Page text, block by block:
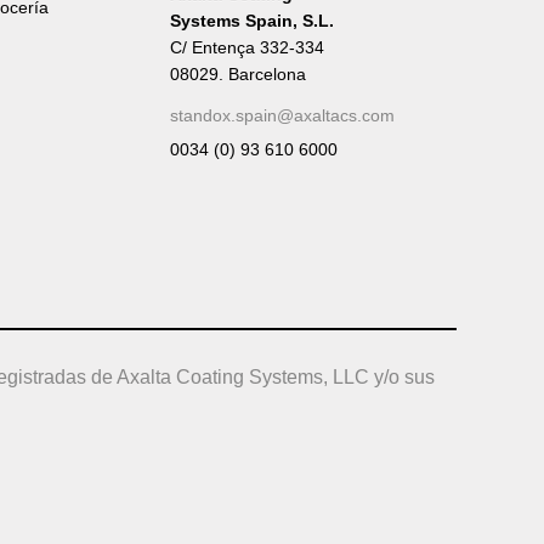
Systems Spain, S.L.
C/ Entença 332-334
08029. Barcelona
standox.spain@axaltacs.com
0034 (0) 93 610 6000
de Axalta Coating Systems, LLC y/o sus